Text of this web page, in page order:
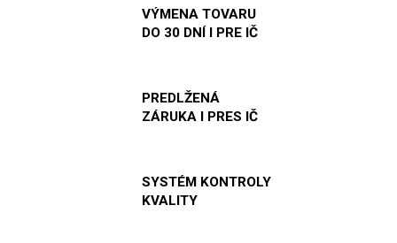
VÝMENA TOVARU
DO 30 DNÍ I PRE IČ
PREDLŽENÁ
ZÁRUKA I PRES IČ
SYSTÉM KONTROLY
KVALITY